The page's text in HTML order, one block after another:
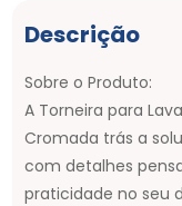
Descrição
Sobre o Produto:
A Torneira para
Cromada trás a
com detalhes
praticidade no seu